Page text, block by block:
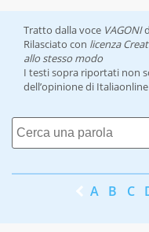
Tratto dalla voce VAGONI
Rilasciato con licenza
allo stesso modo
I testi sopra riportati non
dell’opinione di Italiaonline
A B C